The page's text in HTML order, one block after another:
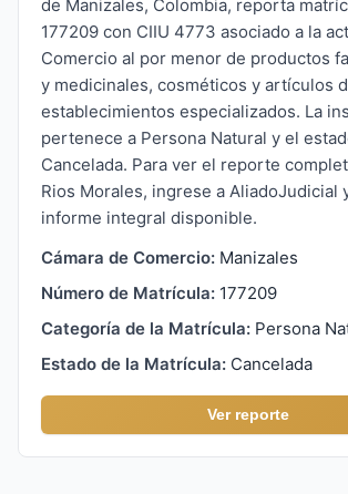
de Manizales, Colombia, reporta
177209 con CIIU 4773 asociado a la
Comercio al por menor de productos
y medicinales, cosméticos y artículos
establecimientos especializados. La
pertenece a Persona Natural y el
Cancelada. Para ver el reporte
Rios Morales, ingrese a AliadoJudicial
informe integral disponible.
Cámara de Comercio: Manizales
Número de Matrícula: 177209
Categoría de la Matrícula: Persona
Estado de la Matrícula: Cancelada
Ver reporte